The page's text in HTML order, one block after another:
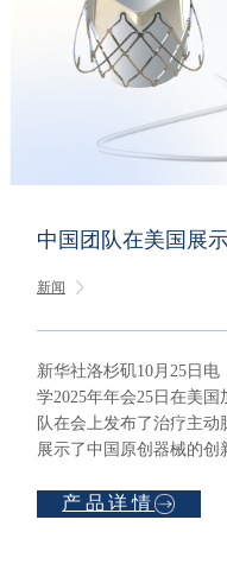
中国团队在美国展
新闻
新华社洛杉矶10月25日
学2025年年会25日在美
队在会上发布了治疗主动
展示了中国原创器械的创
产品详情